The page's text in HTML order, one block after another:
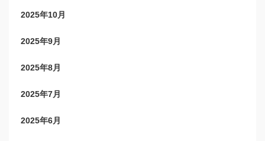
2025年10月
2025年9月
2025年8月
2025年7月
2025年6月